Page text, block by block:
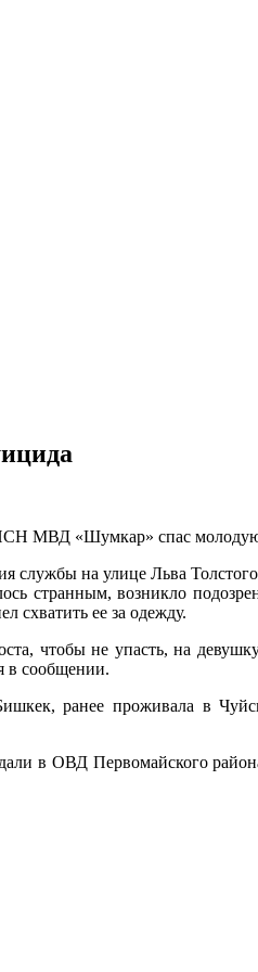
МВД «Шумкар» спас молодую
на улице Льва
странным, возникло
схватить ее за одежду.
чтобы не упасть, на
в сообщении.
ранее проживала в
в ОВД Первомайского